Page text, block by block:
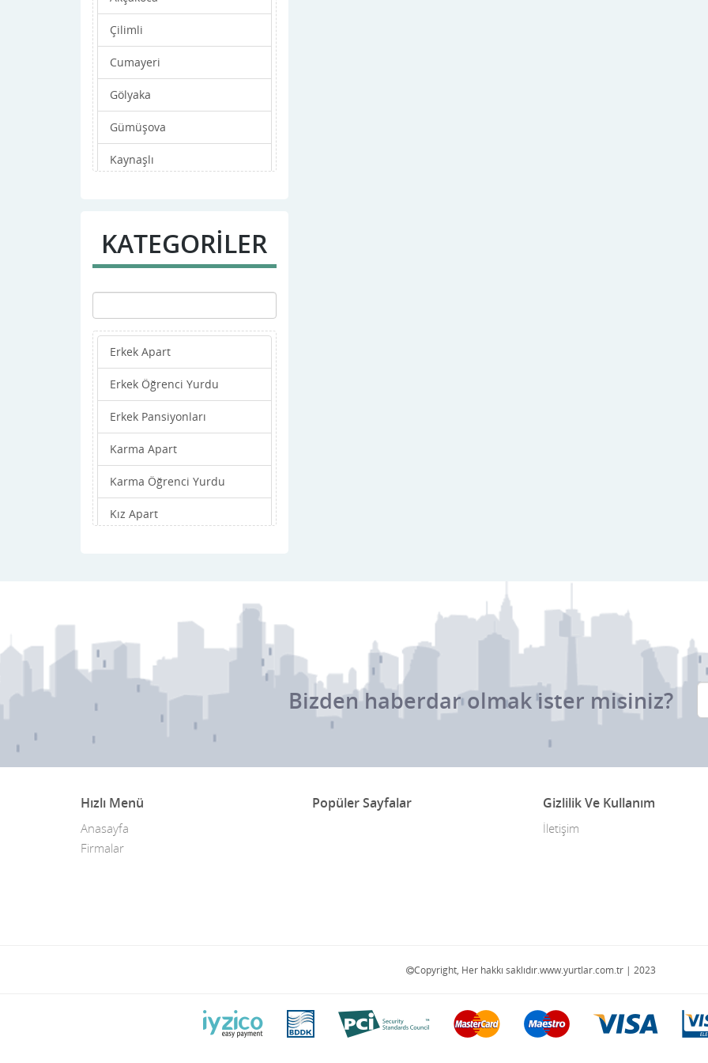
Çilimli
Cumayeri
Gölyaka
Gümüşova
Kaynaşlı
KATEGORİLER
Erkek Apart
Erkek Öğrenci Yurdu
Erkek Pansiyonları
Karma Apart
Karma Öğrenci Yurdu
Kız Apart
Bizden haberdar olmak ister misiniz?
Hızlı Menü
Anasayfa
Firmalar
Popüler Sayfalar Gizlilik Ve Kullanım
İletişim
Copyright, Her hakkı saklıdır.www.yurtlar.com.tr | 2023